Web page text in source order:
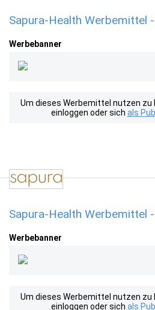
Sapura-Health Werbemittel
Werbebanner
Um dieses Werbemittel nutzen zu
einloggen oder sich als
Sapura-Health Werbemittel
Werbebanner
Um dieses Werbemittel nutzen zu
einloggen oder sich als